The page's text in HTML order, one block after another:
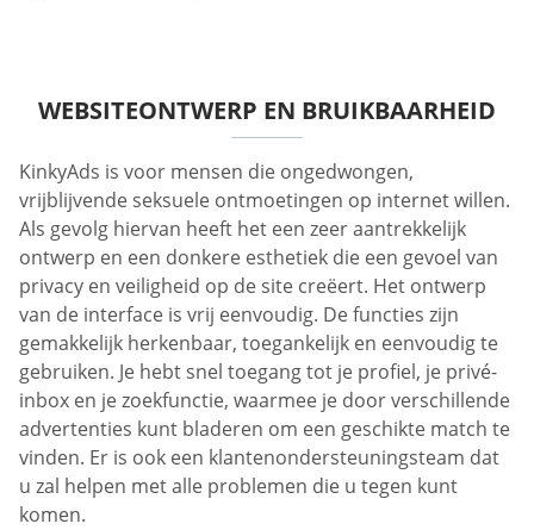
WEBSITEONTWERP EN BRUIKBAARHEID
KinkyAds is voor mensen die ongedwongen,
vrijblijvende seksuele ontmoetingen op internet willen.
Als gevolg hiervan heeft het een zeer aantrekkelijk
ontwerp en een donkere esthetiek die een gevoel van
privacy en veiligheid op de site creëert. Het ontwerp
van de interface is vrij eenvoudig. De functies zijn
gemakkelijk herkenbaar, toegankelijk en eenvoudig te
gebruiken. Je hebt snel toegang tot je profiel, je privé-
inbox en je zoekfunctie, waarmee je door verschillende
advertenties kunt bladeren om een geschikte match te
vinden. Er is ook een klantenondersteuningsteam dat
u zal helpen met alle problemen die u tegen kunt
komen.